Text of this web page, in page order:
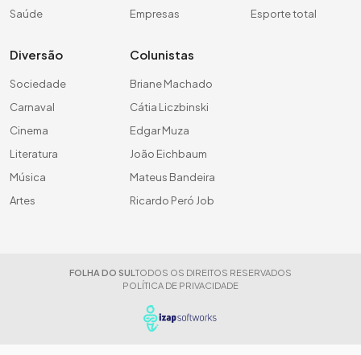
Saúde
Empresas
Esporte total
Diversão
Sociedade
Carnaval
Cinema
Literatura
Música
Artes
Colunistas
Briane Machado
Cátia Liczbinski
Edgar Muza
João Eichbaum
Mateus Bandeira
Ricardo Peró Job
FOLHA DO SUL TODOS OS DIREITOS RESERVADOS
POLÍTICA DE PRIVACIDADE